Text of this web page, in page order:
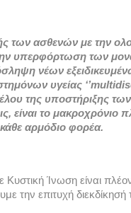
των ασθενών με την
υπερφόρτωση των
νέων
υγείας
της υποστήριξης
είναι το μακροχρόνιο
αρμόδιο φορέα.
Ίνωση είναι
την επιτυχή